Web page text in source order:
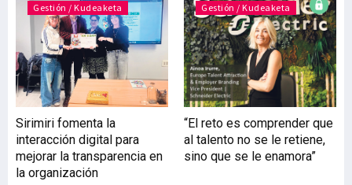
financiero e inversor en
Euskadi, BasqueFIK ha
publicado un informe que
pone en valor su
contribución al desarrollo
económico, social y
El documento, elaborado
por un grupo de trabajo
formado por 18 entidades
Gestión / Kudeaketa
Sirimiri fomenta la
interacción digital para
mejorar la transparencia en
la organización
Gestión / Kudeaketa
“El reto es comprender que
al talento no se le retiene,
sino que se le enamora”